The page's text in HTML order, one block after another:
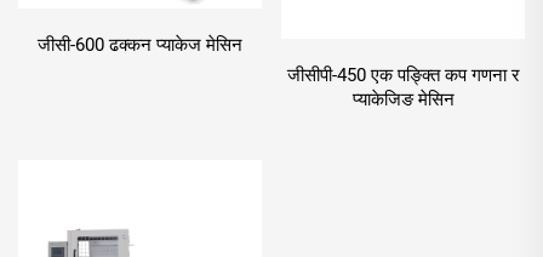
जीसी-600 ढक्कन प्याकेज मेसिन
जीसीपी-450 एक पङ्क्ति कप गणना र
प्याकेजिङ मेसिन